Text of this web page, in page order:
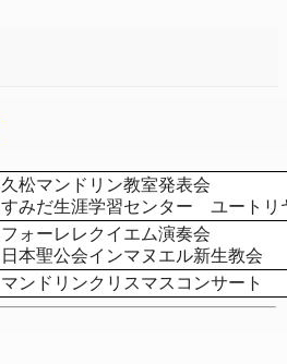
久松マンドリン教室発表会
すみだ生涯学習センター ユートリ
フォーレレクイエム演奏会
日本聖公会インマヌエル新生教会
マンドリンクリスマスコンサート